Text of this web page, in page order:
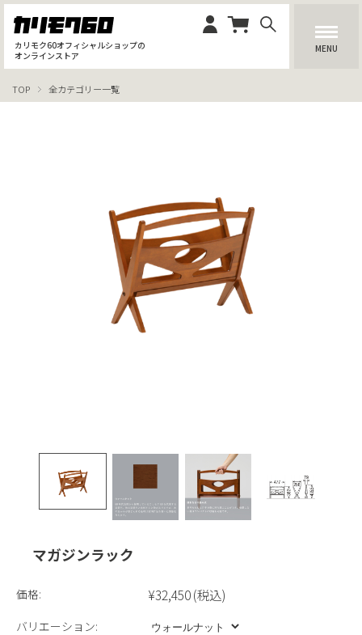
カリモク60オフィシャルショップの
オンラインストア
MENU
TOP 全カテゴリー一覧
マガジンラック
価格: ¥32,450(税込)
バリエーション: